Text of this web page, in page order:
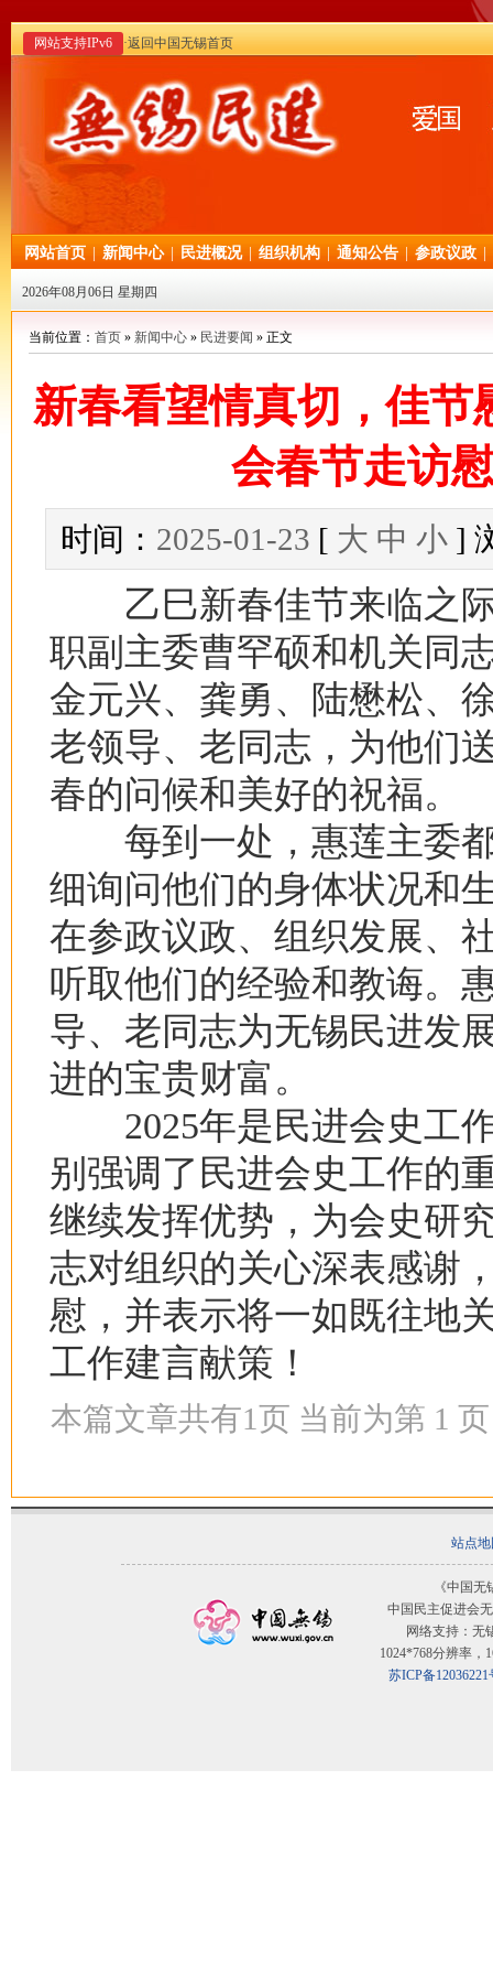
网站支持IPv6 ·返回中国无锡首页
网站首页 新闻中心 民进概况 组织机构 通知公告 参政议政
2026年08月06日 星期四
当前位置： 首页 » 新闻中心 » 民进要闻 » 正文
新春看望情真切，佳
会春节走访
时间： 2025-01-23 [ 大 中 小 ]
乙巳新春佳节来临之际
职副主委曹罕硕和机关同
金元兴、龚勇、陆懋松、
老领导、老同志，为他们
春的问候和美好的祝福。
每到一处，惠莲主委都
细询问他们的身体状况和
在参政议政、组织发展、
听取他们的经验和教诲。
导、老同志为无锡民进发
进的宝贵财富。
2025年是民进会史工作
别强调了民进会史工作的
继续发挥优势，为会史研
志对组织的关心深表感谢
慰，并表示将一如既往地
工作建言献策！
本篇文章共有1页 当前为第 1 页
站点
《中国
中国民主促进会
网络支持：无
1024*768分辨率，
苏ICP备12036221